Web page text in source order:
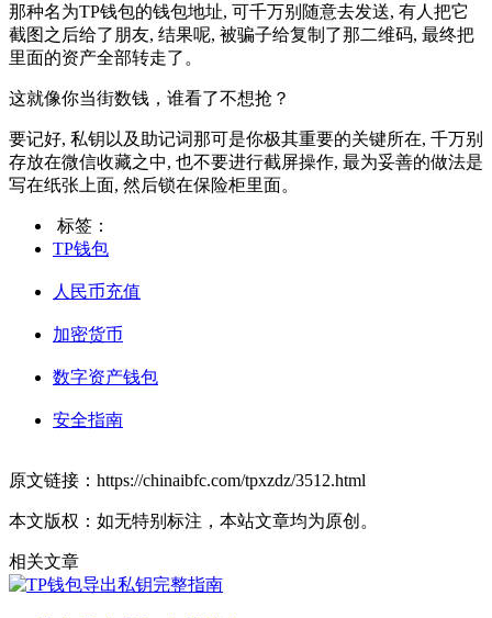
那种名为TP钱包的钱包地址, 可千万别随意去发送, 有人把它
截图之后给了朋友, 结果呢, 被骗子给复制了那二维码, 最终把
里面的资产全部转走了。
这就像你当街数钱，谁看了不想抢？
要记好, 私钥以及助记词那可是你极其重要的关键所在, 千万别
存放在微信收藏之中, 也不要进行截屏操作, 最为妥善的做法是
写在纸张上面, 然后锁在保险柜里面。
标签：
TP钱包
人民币充值
加密货币
数字资产钱包
安全指南
原文链接：https://chinaibfc.com/tpxzdz/3512.html
本文版权：如无特别标注，本站文章均为原创。
相关文章